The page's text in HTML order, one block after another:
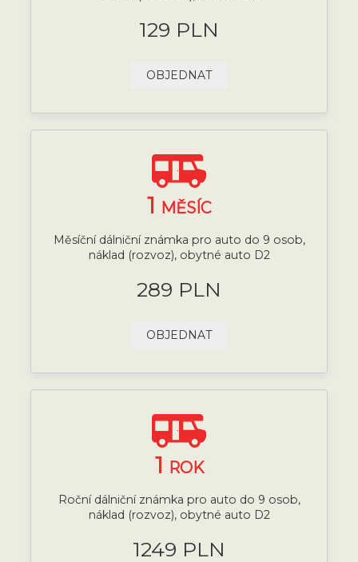
129 PLN
OBJEDNAT
1 MĚSÍC
Měsíční dálniční známka pro auto do 9 osob,
náklad (rozvoz), obytné auto D2
289 PLN
OBJEDNAT
1 ROK
Roční dálniční známka pro auto do 9 osob,
náklad (rozvoz), obytné auto D2
1249 PLN